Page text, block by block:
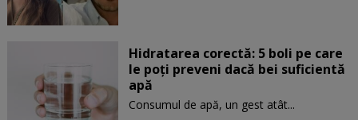
Hidratarea corectă: 5 boli pe care
le poți preveni dacă bei suficientă
apă
Consumul de apă, un gest atât...